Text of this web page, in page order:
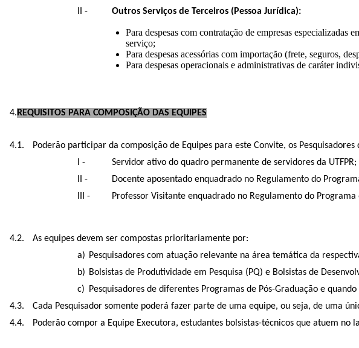
Outros Serviços de Terceiros (Pessoa Jurídica):
Para despesas com contratação de empresas especializadas
serviço;
Para despesas acessórias com importação (frete, seguros,
Para despesas operacionais e administrativas de caráter
REQUISITOS PARA COMPOSIÇÃO DAS EQUIPES
Poderão participar da composição de Equipes para este Convite, os
Servidor ativo do quadro permanente de servidores da UTFPR;
Docente aposentado enquadrado no Regulamento do
Professor Visitante enquadrado no Regulamento do Programa
As equipes devem ser compostas prioritariamente por:
Pesquisadores com atuação relevante na área temática da
Bolsistas de Produtividade em Pesquisa (PQ) e Bolsistas de
Pesquisadores de diferentes Programas de Pós-Graduação e
Cada Pesquisador somente poderá fazer parte de uma equipe, ou seja, de uma
Poderão compor a Equipe Executora, estudantes bolsistas-técnicos que atuem